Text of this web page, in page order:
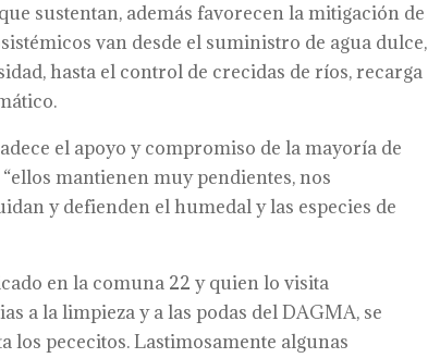
sustentan, además favorecen la mitigación de
van desde el suministro de agua dulce,
hasta el control de crecidas de ríos, recarga
el apoyo y compromiso de la mayoría de
mantienen muy pendientes, nos
y defienden el humedal y las especies de
en la comuna 22 y quien lo visita
a la limpieza y a las podas del DAGMA, se
los pececitos. Lastimosamente algunas